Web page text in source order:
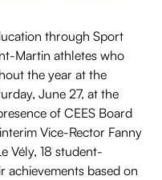
through Sport
Martin athletes who
the year at the
June 27, at the
of CEES Board
Vice-Rector Fanny
Vély, 18 student-
achievements based on